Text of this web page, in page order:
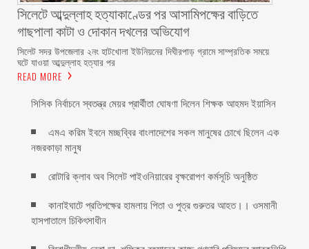
সিলেটে আব্দুল্লাহ হত্যাকাণ্ডের পর আসামিপক্ষের বাড়িতে
গাছপালা কাটা ও দোকান দখলের অভিযোগ
সিলেট সদর উপজেলার ২নং হাটখোলা ইউনিয়নের দিঘীরপাড় গ্রামে সাম্প্রতিক সময়ে
ঘটে যাওয়া আব্দুল্লাহ হত্যার পর
READ MORE
সিসিক নির্বাচনে স্বতন্ত্র মেয়র প্রার্থীতা ঘোষণা দিলেন শিক্ষক আহমদ ইয়াসিন
এমএ করিম ইবনে মচ্ছব্বির বাংলাদেশের সকল মানুষের চোখে ছিলেন এক
নজরকাড়া মানুষ ‎
রোটারি ক্লাব অব সিলেট পাইওনিয়ারের বৃক্ষরোপণ কর্মসূচি অনুষ্ঠিত
কানাইঘাটে প্রতিপক্ষের হামলায় পিতা ও পুত্র গুরুতর আহত।। ওসমানী
হাসপাতালে চিকিৎসাধীন